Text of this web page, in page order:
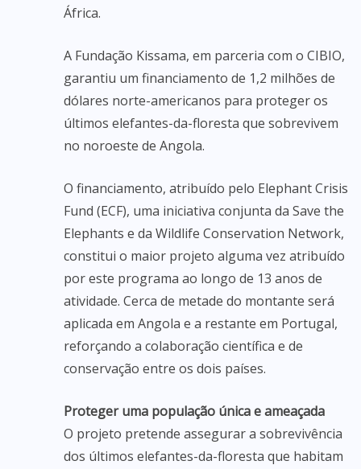
África.
A Fundação Kissama, em parceria com o CIBIO,
garantiu um financiamento de 1,2 milhões de
dólares norte-americanos para proteger os
últimos elefantes-da-floresta que sobrevivem
no noroeste de Angola.
O financiamento, atribuído pelo Elephant Crisis
Fund (ECF), uma iniciativa conjunta da Save the
Elephants e da Wildlife Conservation Network,
constitui o maior projeto alguma vez atribuído
por este programa ao longo de 13 anos de
atividade. Cerca de metade do montante será
aplicada em Angola e a restante em Portugal,
reforçando a colaboração científica e de
conservação entre os dois países.
Proteger uma população única e ameaçada
O projeto pretende assegurar a sobrevivência
dos últimos elefantes-da-floresta que habitam